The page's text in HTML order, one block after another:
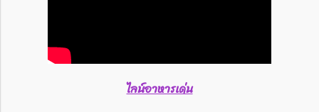
ไลน์อาหารเด่น